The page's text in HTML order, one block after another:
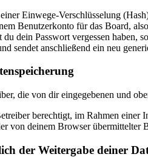
Einwege-Verschlüsselung
Benutzerkonto für das Board,
du dein Passwort vergessen haben,
sendet anschließend ein neu
die von dir eingegebenen und
berechtigt, im Rahmen einer
von deinem Browser
der Weitergabe deiner